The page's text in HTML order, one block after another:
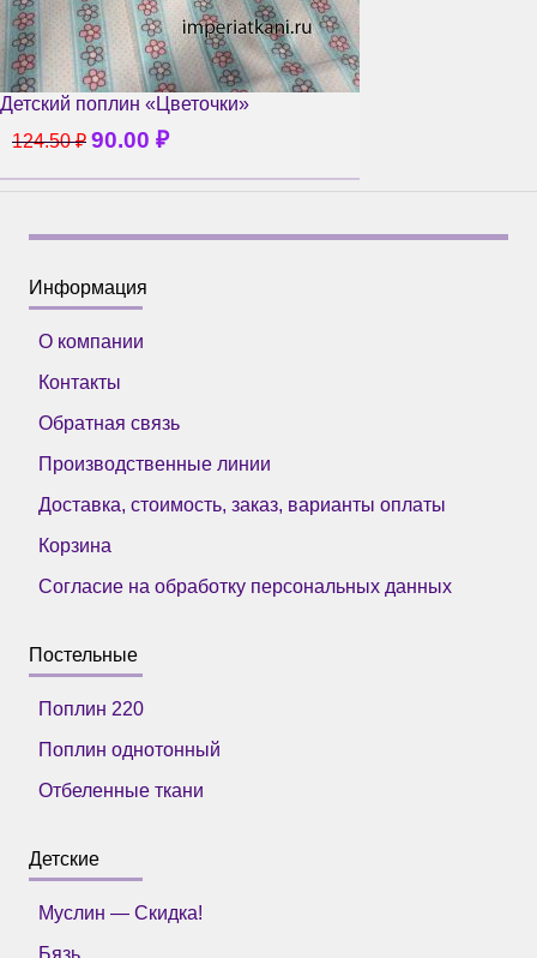
Детский поплин «Цветочки»
124.50₽ 90.00 ₽
Информация
О компании
Контакты
Обратная связь
Производственные линии
Доставка, стоимость, заказ, варианты оплаты
Корзина
Согласие на обработку персональных данных
Постельные
Поплин 220
Поплин однотонный
Отбеленные ткани
Детские
Муслин — Скидка!
Бязь